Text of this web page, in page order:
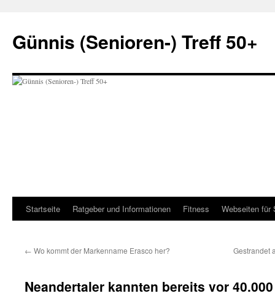
springen
Günnis (Senioren-) Treff 50+
Startseite Ratgeber und Informationen Fitness Webseiten für
← Wo kommt der Markenname Erasco her? Gestrandet
Neandertaler kannten bereits vor